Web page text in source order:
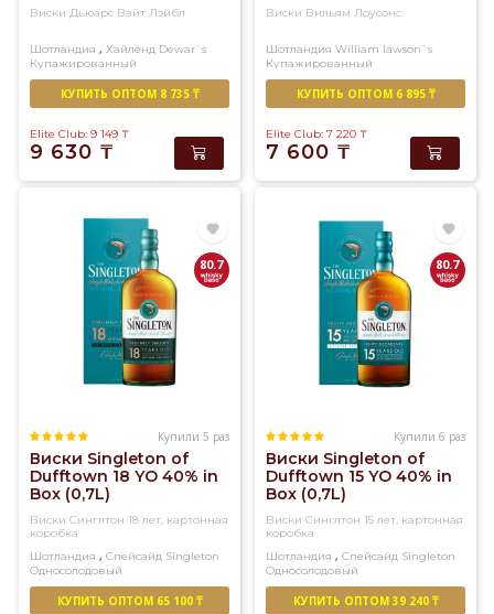
Виски Дьюарс Вайт Лэйбл
Шотландия , Хайленд Dewar`s
Купажированный
КУПИТЬ ОПТОМ 8 735 ₸
Elite Club: 9 149 ₸
9 630 ₸
Виски Вильям Лоусонс
Шотландия William lawson`s
Купажированный
КУПИТЬ ОПТОМ 6 895 ₸
Elite Club: 7 220 ₸
7 600 ₸
80.7
Купили 5 раз
Виски Singleton of
Dufftown 18 YO 40% in
Box (0,7L)
Виски Синглтон 18 лет, картонная
коробка
Шотландия , Спейсайд Singleton
Односолодовый
КУПИТЬ ОПТОМ 65 100 ₸
80.7
Купили 6 раз
Виски Singleton of
Dufftown 15 YO 40% in
Box (0,7L)
Виски Синглтон 15 лет, картонная
коробка
Шотландия , Спейсайд Singleton
Односолодовый
КУПИТЬ ОПТОМ 39 240 ₸